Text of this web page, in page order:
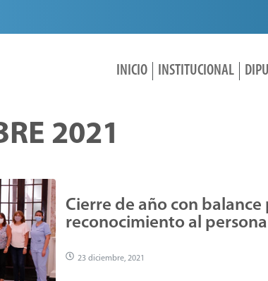
INICIO INSTITUCIONAL
2021
Cierre de año con
reconocimiento al
23 diciembre, 2021